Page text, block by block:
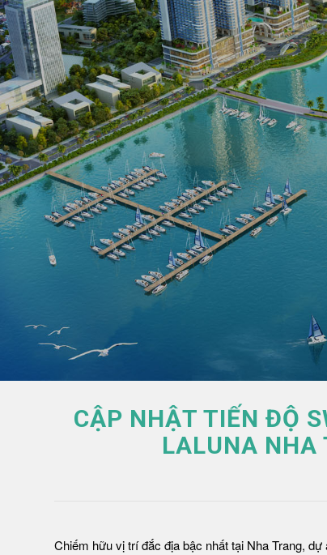
CẬP NHẬT TIẾN ĐỘ
LALUNA NHA
Chiếm hữu vị trí đắc địa bậc nhất tại Nha Trang, dự